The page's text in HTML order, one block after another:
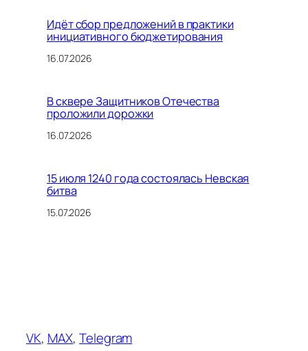
Идёт сбор предложений в практики
инициативного бюджетирования
16.07.2026
В сквере Защитников Отечества
проложили дорожки
16.07.2026
15 июля 1240 года состоялась Невская
битва
15.07.2026
VK, MAX,Telegram